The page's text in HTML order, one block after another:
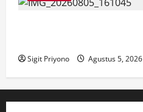
Sigit Priyono Agustus 5, 2026